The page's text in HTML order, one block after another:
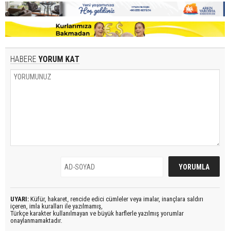
HABERE YORUM KAT
UYARI: Küfür, hakaret, rencide edici cümleler veya imalar, inançlara saldırı
içeren, imla kuralları ile yazılmamış,
Türkçe karakter kullanılmayan ve büyük harflerle yazılmış yorumlar
onaylanmamaktadır.